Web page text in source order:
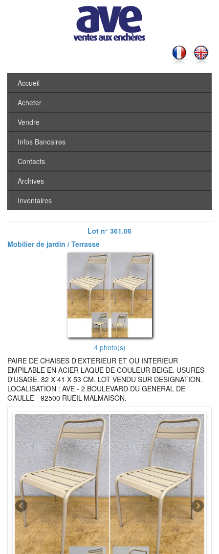
Accueil
Acheter
Vendre
Infos Bancaires
Contacts
Archives
Inventaires
Lot n° 361.06
Mobilier de jardin / Terrasse
4 photo(s)
PAIRE DE CHAISES D'EXTERIEUR ET OU INTERIEUR
EMPILABLE EN ACIER LAQUE DE COULEUR BEIGE. USURES
D'USAGE. 82 X 41 X 53 CM. LOT VENDU SUR DESIGNATION.
LOCALISATION : AVE - 2 BOULEVARD DU GENERAL DE
GAULLE - 92500 RUEIL-MALMAISON.